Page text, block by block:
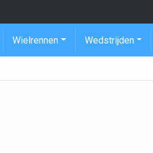
Wielrennen Wedstrijden